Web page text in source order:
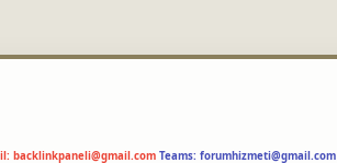
backlinkpaneli@gmail.com Teams: forumhizmeti@gmail.com